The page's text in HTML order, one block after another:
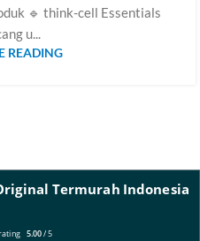
🔹 think-cell Essentials
u...
READING
Termurah Indonesia
5.00/ 5